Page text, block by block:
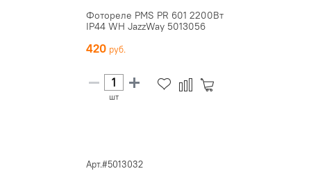
Фотореле PMS PR 601 2200Вт
IP44 WH JazzWay 5013056
420
шт
Арт.#5013032